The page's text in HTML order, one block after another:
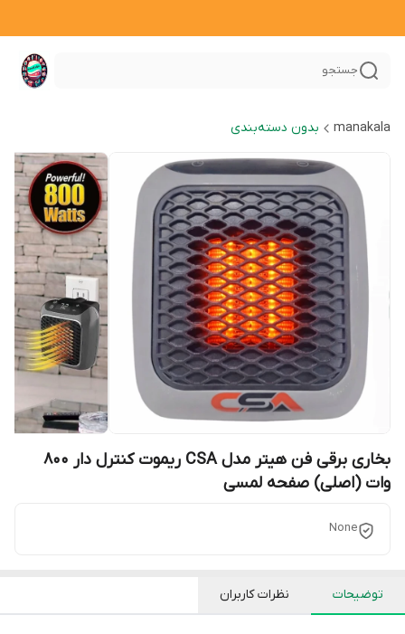
جستجو
manakala بدون دسته‌بندی
بخاری برقی فن هیتر مدل CSA ریموت کنترل دار 800
وات (اصلی) صفحه لمسی
None
توضیحات نظرات کاربران